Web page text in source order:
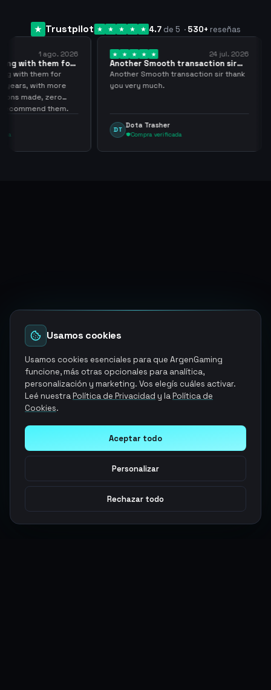
Trustpilot 4.7 de 5 · 530+ reseñas
for
for
more
zero
them.
24 jul. 2026
Another Smooth transaction sir
Another Smooth transaction sir thank
you very much.
Dota Trasher
Compra verificada
los…
Usamos cookies
Usamos cookies esenciales para que ArgenGaming
funcione, más otras opcionales para analítica,
personalización y marketing. Vos elegís cuáles activar.
Leé nuestraPolítica de Privacidad y laPolítica de
Cookies.
Aceptar todo
Personalizar
Rechazar todo